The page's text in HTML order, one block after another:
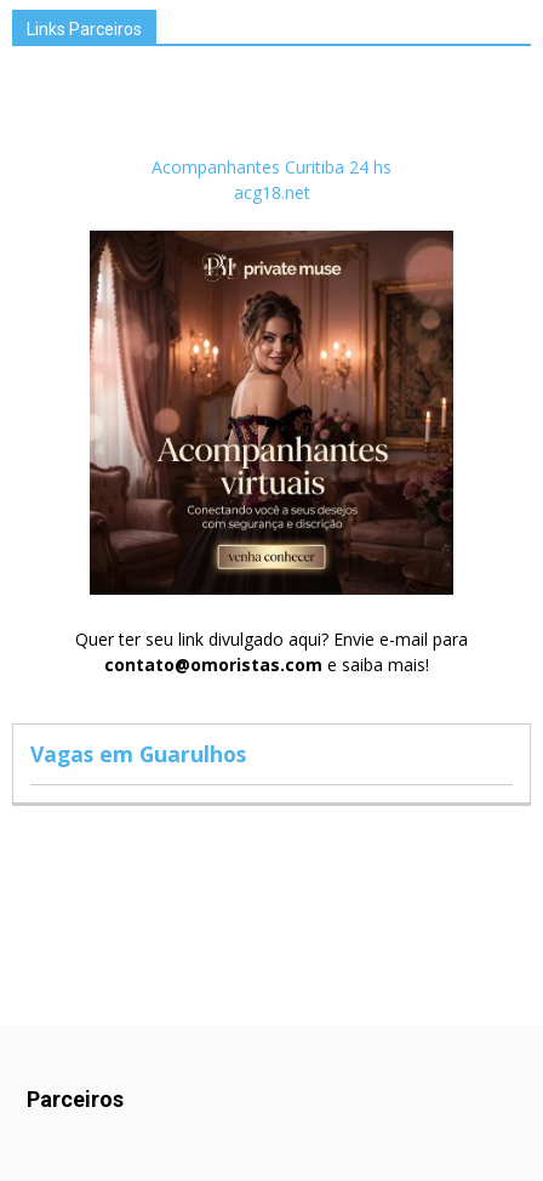
Links Parceiros
Acompanhantes Curitiba 24 hs
acg18.net
Quer ter seu link divulgado aqui? Envie e-mail para
contato@omoristas.com e saiba mais!
Vagas em Guarulhos
Parceiros